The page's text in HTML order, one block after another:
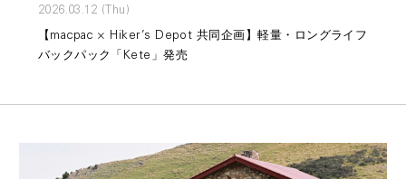
2026.03.12 (Thu)
【macpac × Hiker’s Depot 共同企画】軽量・ロングライフ
バックパック「Kete」発売